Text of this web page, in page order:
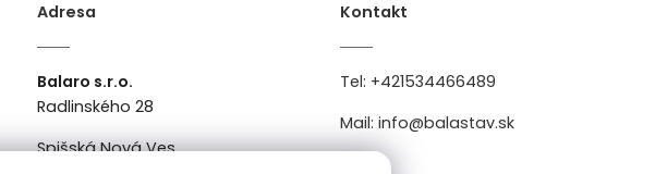
Adresa
Balaro s.r.o.
Radlinského 28
Spišská Nová Ves
Kontakt
Tel: +421534466489
Mail: info@balastav.sk